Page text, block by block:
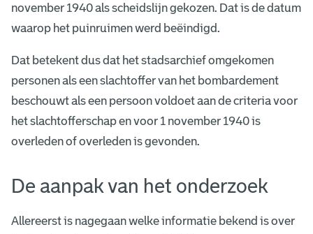
november 1940 als scheidslijn gekozen. Dat is de datum
waarop het puinruimen werd beëindigd.
Dat betekent dus dat het stadsarchief omgekomen
personen als een slachtoffer van het bombardement
beschouwt als een persoon voldoet aan de criteria voor
het slachtofferschap en voor 1 november 1940 is
overleden of overleden is gevonden.
De aanpak van het onderzoek
Allereerst is nagegaan welke informatie bekend is over